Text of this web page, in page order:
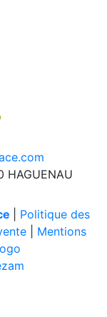
HAGUENAU
Politique des
| Mentions